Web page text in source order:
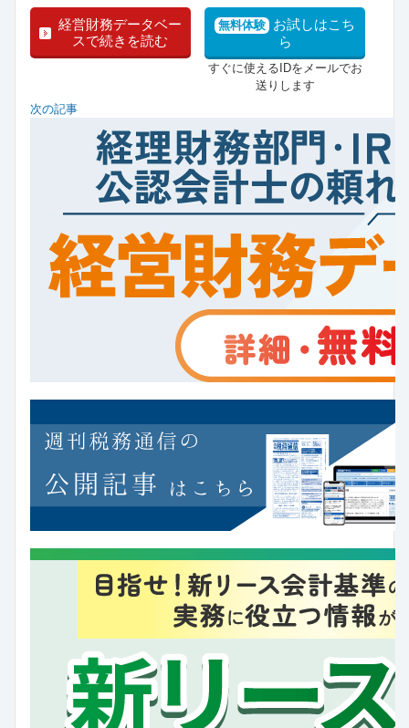
経営財務データベー
スで続きを読む
無料体験 お試しはこち
ら
すぐに使えるIDをメールでお
送りします
次の記事